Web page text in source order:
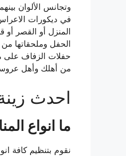
وتجانس الألوان
في ديكورات
المنزل أو القصر
الحفل وملحقاتها
حفلات الزفاف على
من أهلك وأهل
احدث
ما انواع
نقوم بتنظيم كافة